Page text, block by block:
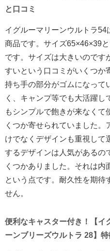
と口コミ
イグルーマリーンウルトラ
商品です。サイズ65×46×39
です。サイズは大きいのです
すいという口コミがいくつか
持ち手の部分がゴムになって
く、キャンプ等でも大活躍
もシンプルで飽きが来なくて
くつか寄せられていました
けでなくデザインも重視して
するデザインは人気があるの
くつかありました。それは
という点です。耐久性を期待
せん。
便利なキャスター付き！【イ
ーンブリーズウルトラ 28】特